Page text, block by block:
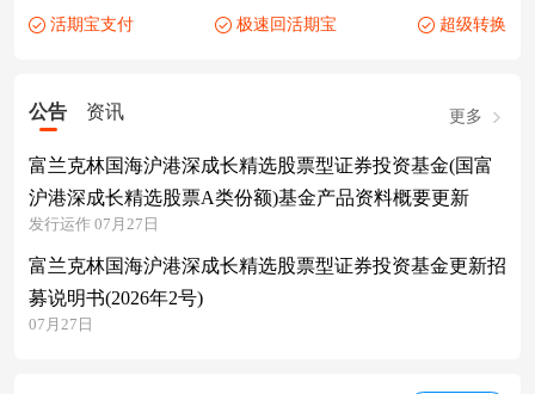
活期宝支付 极速回活期宝 超级转换
公告 资讯 更多
富兰克林国海沪港深成长精选股票型证券投资基金(国富
沪港深成长精选股票A类份额)基金产品资料概要更新
发行运作 07月27日
富兰克林国海沪港深成长精选股票型证券投资基金更新招
募说明书(2026年2号)
07月27日